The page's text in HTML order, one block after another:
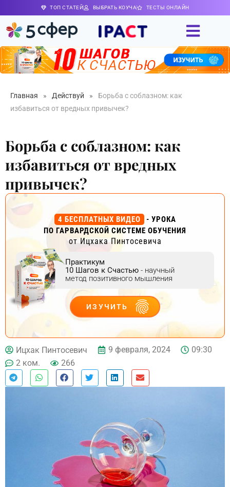
ТОП СТАТЕЙ ВЫБРАТЬ КОУЧА ТЕСТЫ ОНЛАЙН
Главная » Действуй »
Борьба с соблазном: как
избавиться от вредных привычек?
Борьба с соблазном: как
избавиться от вредных
привычек?
4 БЕСПЛАТНЫХ ВИДЕО
- УРОКА
ПО ГАРВАРДСКОЙ СИСТЕМЕ ОБУЧЕНИЯ
от Ицхака Пинтосевича
Практикум
10 Шагов к Счастью - научный
метод позитивного мышления
ИЗУЧИТЬ
ДЕЙСТВУЙ
Ицхак Пинтосевич 9 февраля, 2024
09:30
2 ком.
266